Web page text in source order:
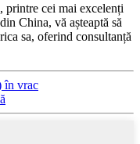
printre cei mai excelenți
China, vă așteaptă să
sa, oferind consultanță
în vrac